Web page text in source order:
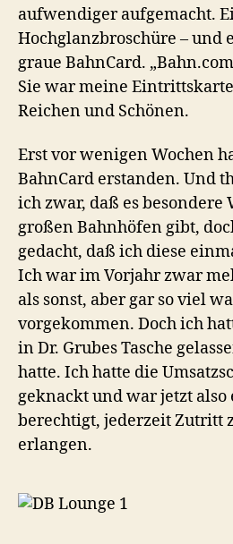
aufwendiger aufgemacht.
Hochglanzbroschüre – und
graue BahnCard.
Sie war meine
Reichen und Schönen.
Erst vor wenigen Wochen
BahnCard erstanden. Und
ich zwar, daß es besondere
großen Bahnhöfen gibt,
gedacht, daß ich diese
Ich war im Vorjahr zwar
als sonst, aber gar so viel
vorgekommen. Doch ich
in Dr. Grubes Tasche
hatte. Ich hatte die
geknackt und war jetzt also
berechtigt, jederzeit Zutritt
erlangen.